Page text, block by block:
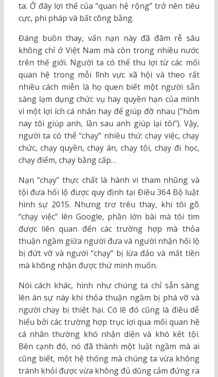
ta. Ở đây lợi thế của “quan hệ rộng” trở nên tiêu
cực, phi pháp và bất công bằng.
Đáng buồn thay, vấn nạn này đã đâm rễ sâu
không chỉ ở Việt Nam mà còn trong nhiều nước
trên thế giới. Người ta có thể thu lợi từ các mối
quan hệ trong mỗi lĩnh vực xã hội và theo rất
nhiều cách miễn là họ quen biết một người sẵn
sàng lạm dụng chức vụ hay quyền hạn của mình
vì một lợi ích cá nhân hay để giúp đỡ nhau (“hôm
nay tôi giúp anh, lần sau anh giúp lại tôi”). Vậy,
người ta có thể “chạy” nhiều thứ: chạy việc, chạy
chức, chạy quyền, chạy án, chạy tội, chạy đi học,
chạy điểm, chạy bằng cấp…
Nạn “chạy” thực chất là hành vi tham nhũng và
tội đưa hối lộ được quy định tại Điều 364 Bộ luật
hình sự 2015. Nhưng trơ trêu thay, khi tôi gõ
“chạy việc” lên Google, phần lớn bài mà tôi tìm
được liên quan đến các trường hợp mà thỏa
thuận ngầm giữa người đưa và người nhận hối lộ
bị đứt vỡ và người “chạy” bị lừa đảo và mất tiền
mà không nhận được thứ mình muốn.
Nói cách khác, hình như chúng ta chỉ sẵn sàng
lên án sự này khi thỏa thuận ngầm bị phá vỡ và
người chạy bị thiệt hại. Có lẽ đó cũng là điều dễ
hiểu bởi các trường hợp trục lợi qua mối quan hệ
cá nhân thường khó nhận diện và khó kết tội.
Bên cạnh đó, nó đã thành một luật ngầm mà ai
cũng biết, một hệ thống mà chúng ta vừa không
tránh khỏi được vừa không đủ dũng cảm đứng ra